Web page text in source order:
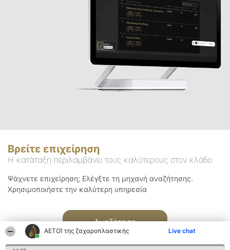
ΑΕΤΟΊ της ζαχαροπλαστικής Live chat
Βρείτε επιχείρηση
Η κατάταξη περιλαμβάνει τους καλύτερους στον κλάδο
Ψάχνετε επιχείρηση; Ελέγξτε τη μηχανή αναζήτησης.
Χρησιμοποιήστε την καλύτερη υπηρεσία
Αναζήτηση